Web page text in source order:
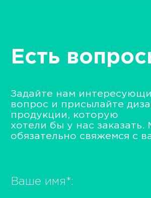
Есть
Задайте нам
вопрос и присылайте
продукции, которую
хотели бы у нас заказать.
обязательно свяжемся с
Ваше имя *: